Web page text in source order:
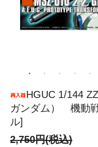
HGUC 1/144
ガンダム） 機動
ル]
2,750円(税込)